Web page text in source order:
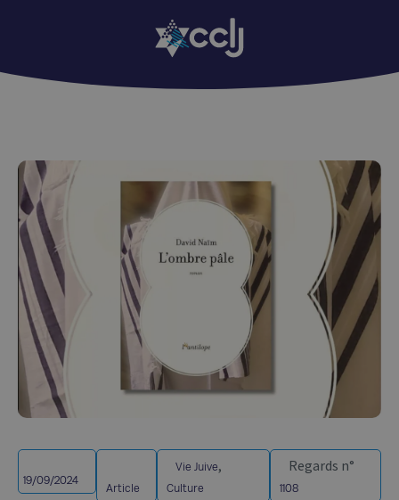
19/09/2024
Article
Vie Juive,
Culture
Regards n°
1108